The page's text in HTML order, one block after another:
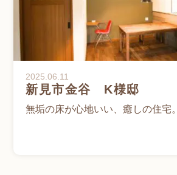
2025.06.11
新見市金谷 K様邸
無垢の床が心地いい、癒しの住宅。